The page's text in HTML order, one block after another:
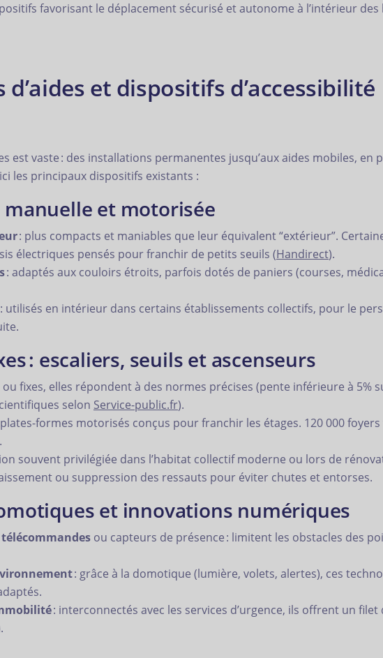
favorisant le déplacement sécurisé et autonome à l’intérieur des
d’aides et dispositifs d’accessibilité
est vaste : des installations permanentes jusqu’aux aides mobiles, en
les principaux dispositifs existants :
et motorisée
: plus compacts et maniables que leur équivalent “extérieur”.
électriques pensés pour franchir de petits seuils (Handirect).
: adaptés aux couloirs étroits, parfois dotés de paniers (courses,
: utilisés en intérieur dans certains établissements collectifs, pour le
: escaliers, seuils et ascenseurs
ou fixes, elles répondent à des normes précises (pente inférieure à 5%
selon Service-public.fr).
formes motorisés conçus pour franchir les étages. 120 000
souvent privilégiée dans l’habitat collectif moderne ou lors de
ou suppression des ressauts pour éviter chutes et entorses.
et innovations numériques
ou capteurs de présence : limitent les obstacles des
: grâce à la domotique (lumière, volets, alertes), ces
: interconnectés avec les services d’urgence, ils offrent un filet